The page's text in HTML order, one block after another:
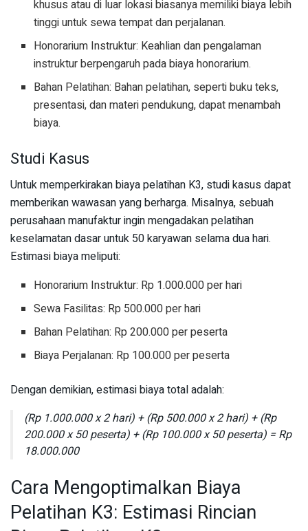
khusus atau di luar lokasi biasanya memiliki biaya lebih
tinggi untuk sewa tempat dan perjalanan.
Honorarium Instruktur: Keahlian dan pengalaman
instruktur berpengaruh pada biaya honorarium.
Bahan Pelatihan: Bahan pelatihan, seperti buku teks,
presentasi, dan materi pendukung, dapat menambah
biaya.
Studi Kasus
Untuk memperkirakan biaya pelatihan K3, studi kasus dapat
memberikan wawasan yang berharga. Misalnya, sebuah
perusahaan manufaktur ingin mengadakan pelatihan
keselamatan dasar untuk 50 karyawan selama dua hari.
Estimasi biaya meliputi:
Honorarium Instruktur: Rp 1.000.000 per hari
Sewa Fasilitas: Rp 500.000 per hari
Bahan Pelatihan: Rp 200.000 per peserta
Biaya Perjalanan: Rp 100.000 per peserta
Dengan demikian, estimasi biaya total adalah:
(Rp 1.000.000 x 2 hari) + (Rp 500.000 x 2 hari) + (Rp
200.000 x 50 peserta) + (Rp 100.000 x 50 peserta) = Rp
18.000.000
Cara Mengoptimalkan Biaya
Pelatihan K3: Estimasi Rincian